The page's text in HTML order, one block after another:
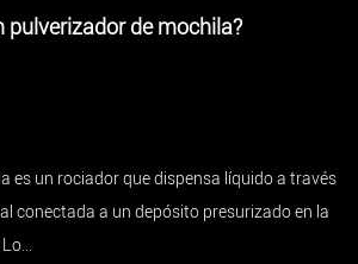
Pulverizador de mochila para
Un pulverizador de mochila eléctrico es
fitosanitaria que se utiliza ampliamente